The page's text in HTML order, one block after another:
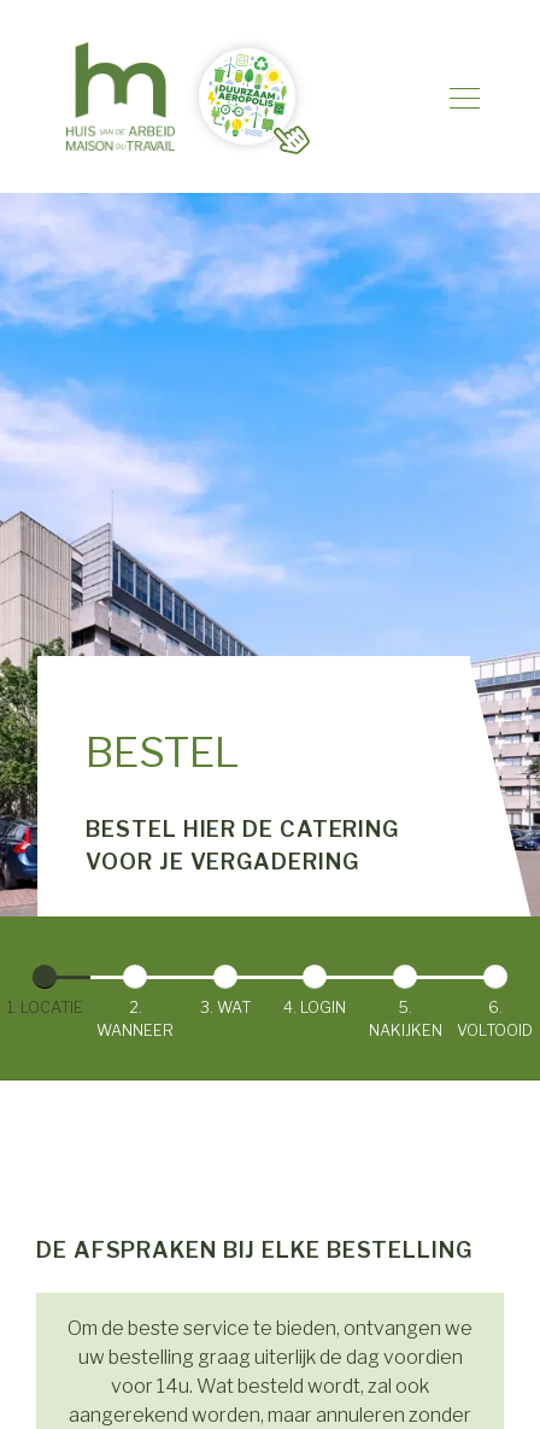
BESTEL
BESTEL HIER DE CATERING
VOOR JE VERGADERING
1. LOCATIE
2.
WANNEER
3. WAT 4. LOGIN
5.
NAKIJKEN
6.
VOLTOOID
DE AFSPRAKEN BIJ ELKE BESTELLING
Om de beste service te bieden, ontvangen we
uw bestelling graag uiterlijk de dag voordien
voor 14u. Wat besteld wordt, zal ook
aangerekend worden, maar annuleren zonder